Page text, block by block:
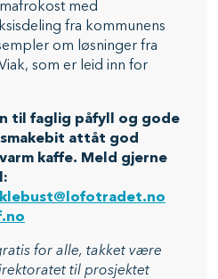
med
fra kommunens
om løsninger fra
som er leid inn for
til faglig påfyll og gode
attåt god
kaffe. Meld gjerne
for alle, takket være
til prosjektet